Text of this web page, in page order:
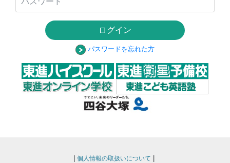
ログイン
パスワードを忘れた方
個人情報の取扱いについて